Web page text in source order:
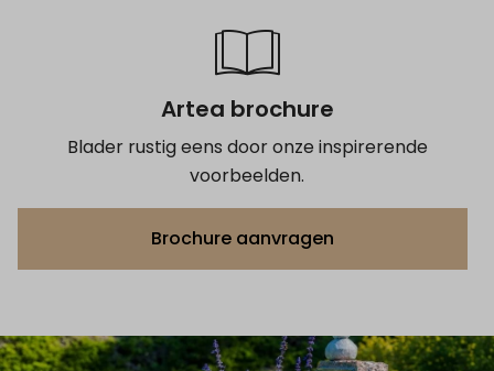
Artea brochure
Blader rustig eens door onze inspirerende
voorbeelden.
Brochure aanvragen